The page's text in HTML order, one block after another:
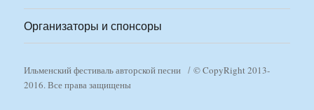
Организаторы и спонсоры
Ильменский фестиваль авторской песни
© CopyRight 2013-
2016. Все права защищены